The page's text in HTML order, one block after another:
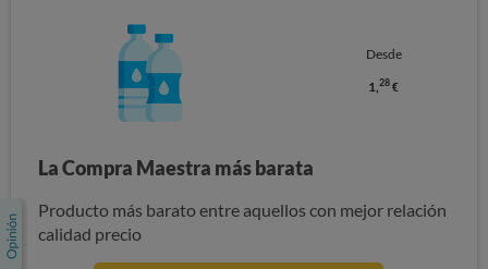
Desde
1,28 €
La Compra Maestra más barata
Producto más barato entre aquellos con mejor relación
calidad precio